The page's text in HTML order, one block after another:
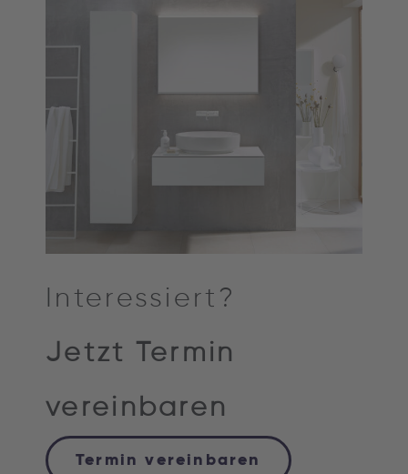
Interessiert?
Jetzt Termin
vereinbaren
Termin vereinbaren